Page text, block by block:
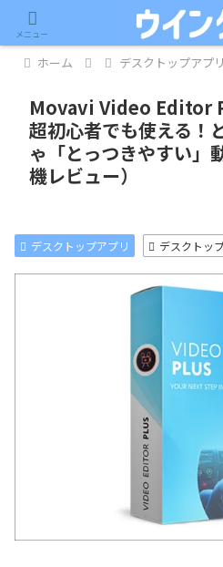
記事内に広告が含まれています。
ホーム デスクトップアプリ
Movavi Video Editor
超初心者でも使える！
ゃ「とっつきやすい」
機レビュー）
デスクトップアプリ デスクトッ
メニュー